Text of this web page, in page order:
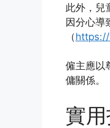
此外，兒
因分心導
（
僱主應以
傭關係。
實